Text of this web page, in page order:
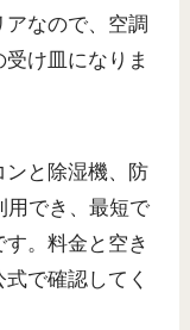
なので、空調
け皿になりま
ンと除湿機、防
用でき、最短で
。料金と空き
で確認してく